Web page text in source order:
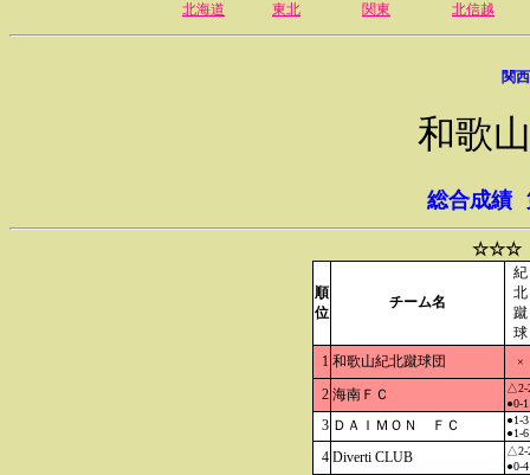
北海道 東北 関東 北信越
関
和歌
総合成績
☆☆☆
順
位
チーム名
紀
北
蹴
球
1 和歌山紀北蹴球団 ×
2 海南ＦＣ
△2-
●0-1
3 ＤＡＩＭＯＮ ＦＣ
●1-3
●1-6
4 Diverti CLUB
△2-
●0-4